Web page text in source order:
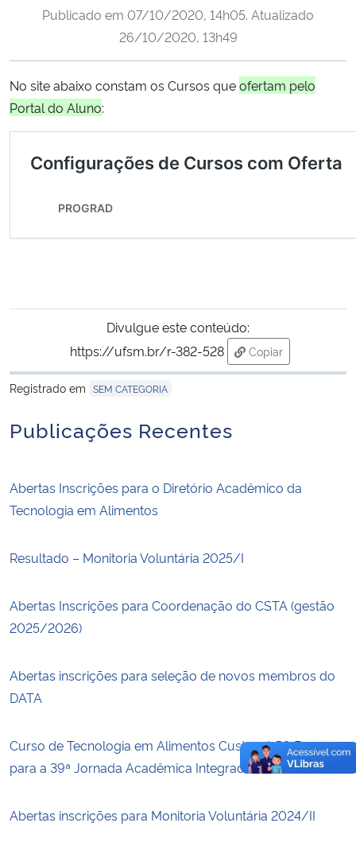
Ministério da Cidadania
Ministério de Minas e Energia
Controladoria-Geral da União
Ministério da Mulher, da Família e dos Direitos Humanos
Secretaria-Geral
Secretaria de Governo
Advocacia-Geral da União
Banco Central do Brasil
Planalto
Publicado em 07/10/2020, 14h05. Atualizado
26/10/2020, 13h49
No site abaixo constam os Cursos queofertam pelo
Portal do Aluno:
Divulgue este conteúdo:
https://ufsm.br/r-382-528
Copiar
para área de
Registrado em SEM CATEGORIA
Publicações Recentes
Abertas Inscrições para o Diretório Acadêmico da
Tecnologia em Alimentos
Resultado – Monitoria Voluntária 2025/I
Abertas Inscrições para Coordenação do CSTA (gestão
2025/2026)
Abertas inscrições para seleção de novos membros do
DATA
Curso de Tecnologia em Alimentos Custeará 50 Banners
para a 39ª Jornada Acadêmica Integrada – 2024
Abertas inscrições para Monitoria Voluntária 2024/II